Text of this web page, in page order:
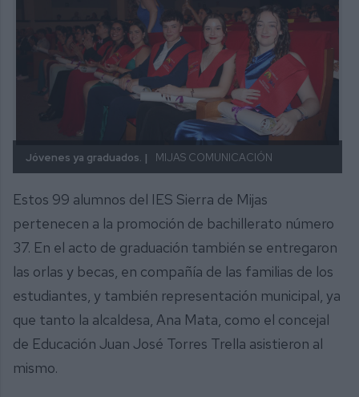
Jóvenes ya graduados. | MIJAS COMUNICACIÓN
Estos 99 alumnos del IES Sierra de Mijas
pertenecen a la promoción de bachillerato número
37. En el acto de graduación también se entregaron
las orlas y becas, en compañía de las familias de los
estudiantes, y también representación municipal, ya
que tanto la alcaldesa, Ana Mata, como el concejal
de Educación Juan José Torres Trella asistieron al
mismo.